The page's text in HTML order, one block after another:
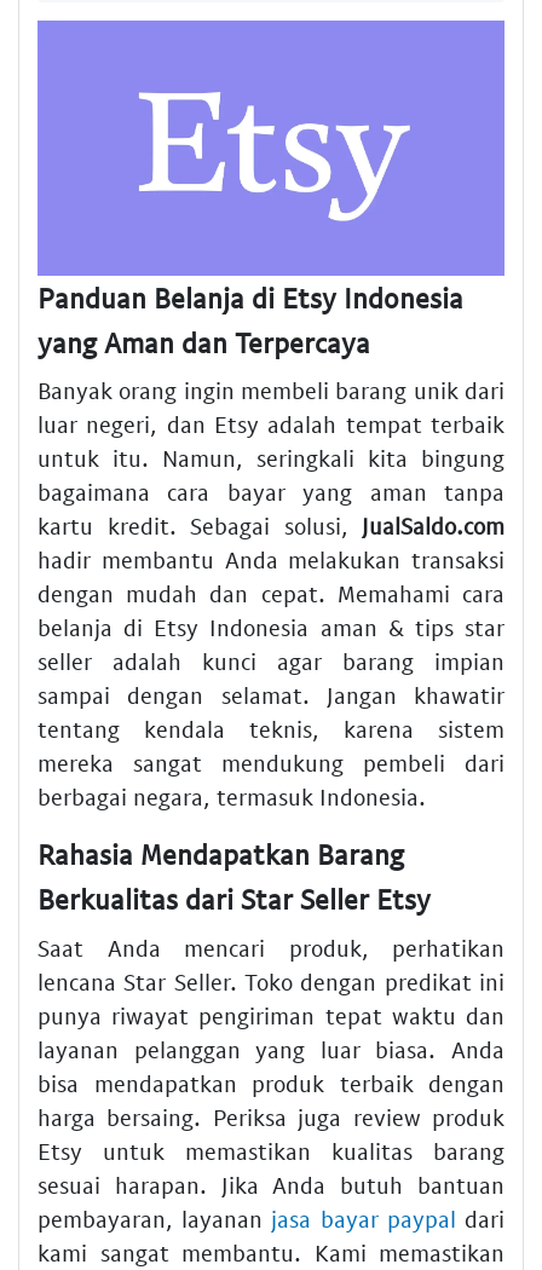
Panduan Belanja di Etsy Indonesia
yang Aman dan Terpercaya
Banyak orang ingin membeli barang unik dari
luar negeri, dan Etsy adalah tempat terbaik
untuk itu. Namun, seringkali kita bingung
bagaimana cara bayar yang aman tanpa
kartu kredit. Sebagai solusi, JualSaldo.com
hadir membantu Anda melakukan transaksi
dengan mudah dan cepat. Memahami cara
belanja di Etsy Indonesia aman & tips star
seller adalah kunci agar barang impian
sampai dengan selamat. Jangan khawatir
tentang kendala teknis, karena sistem
mereka sangat mendukung pembeli dari
berbagai negara, termasuk Indonesia.
Rahasia Mendapatkan Barang
Berkualitas dari Star Seller Etsy
Saat Anda mencari produk, perhatikan
lencana Star Seller. Toko dengan predikat ini
punya riwayat pengiriman tepat waktu dan
layanan pelanggan yang luar biasa. Anda
bisa mendapatkan produk terbaik dengan
harga bersaing. Periksa juga review produk
Etsy untuk memastikan kualitas barang
sesuai harapan. Jika Anda butuh bantuan
pembayaran, layanan jasa bayar paypal dari
kami sangat membantu. Kami memastikan